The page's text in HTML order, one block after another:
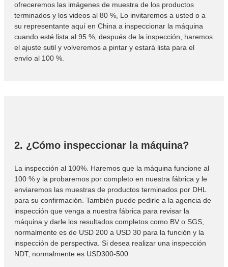
ofreceremos las imágenes de muestra de los productos
terminados y los videos al 80 %, Lo invitaremos a usted o a
su representante aquí en China a inspeccionar la máquina
cuando esté lista al 95 %, después de la inspección, haremos
el ajuste sutil y volveremos a pintar y estará lista para el
envío al 100 %.
2. ¿Cómo inspeccionar la máquina?
La inspección al 100%. Haremos que la máquina funcione al
100 % y la probaremos por completo en nuestra fábrica y le
enviaremos las muestras de productos terminados por DHL
para su confirmación. También puede pedirle a la agencia de
inspección que venga a nuestra fábrica para revisar la
máquina y darle los resultados completos como BV o SGS,
normalmente es de USD 200 a USD 30 para la función y la
inspección de perspectiva. Si desea realizar una inspección
NDT, normalmente es USD300-500.